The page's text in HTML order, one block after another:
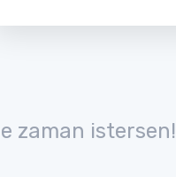
zaman istersen!